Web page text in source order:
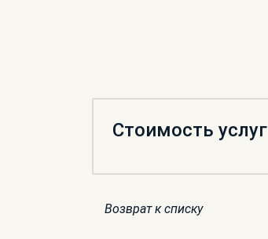
Стоимость услуг
Возврат к списку